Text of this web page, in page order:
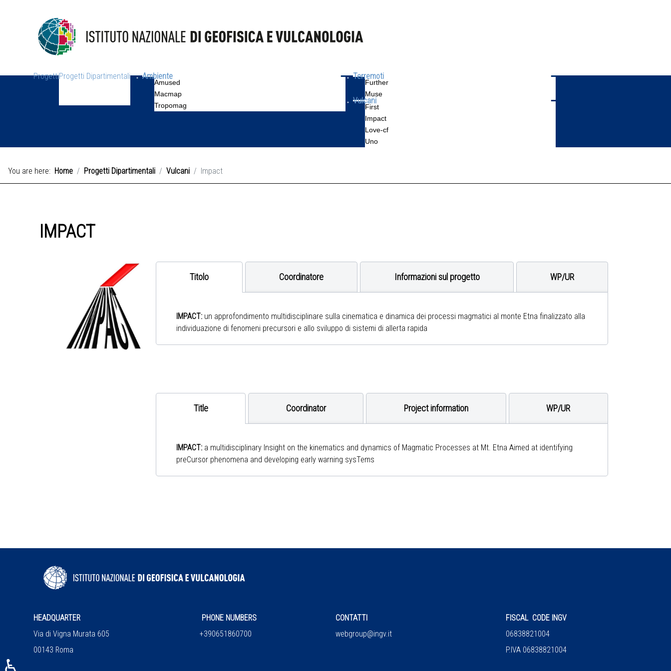
ProgettiProgetti Dipartimentali Ambiente
Amused
Macmap
Tropomag
Terremoti
Further
Muse
Vulcani
First
Impact
Love-cf
Uno
You are here: Home Progetti Dipartimentali Vulcani Impact
IMPACT
Titolo Coordinatore Informazioni sul progetto WP/UR
IMPACT: un approfondimento multidisciplinare sulla cinematica e dinamica dei processi magmatici al monte Etna finalizzato alla
individuazione di fenomeni precursori e allo sviluppo di sistemi di allerta rapida
Title Coordinator Project information WP/UR
IMPACT: a multidisciplinary Insight on the kinematics and dynamics of Magmatic Processes at Mt. Etna Aimed at identifying
preCursor phenomena and developing early warning sysTems
HEADQUARTER
Via di Vigna Murata 605
00143 Roma
PHONE NUMBERS
+390651860700
CONTATTI
webgroup@ingv.it
FISCAL CODE INGV
06838821004
P.IVA 06838821004